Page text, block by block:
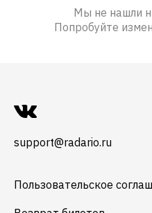
Мы не нашли
Попробуйте
support@radario.ru
Пользовательское